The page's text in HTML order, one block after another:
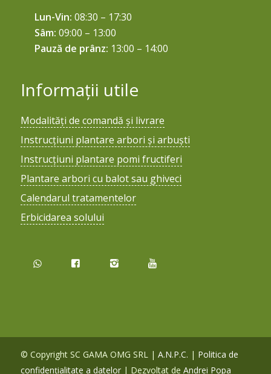
Lun-Vin: 08:30 – 17:30
Sâm: 09:00 – 13:00
Pauză de prânz: 13:00 – 14:00
Informații utile
Modalități de comandă și livrare
Instrucțiuni plantare arbori și arbuști
Instrucțiuni plantare pomi fructiferi
Plantare arbori cu balot sau ghiveci
Calendarul tratamentelor
Erbicidarea solului
© Copyright SC GAMA OMG SRL | A.N.P.C. | Politica de
confidențialitate a datelor| Dezvoltat de Andrei Popa